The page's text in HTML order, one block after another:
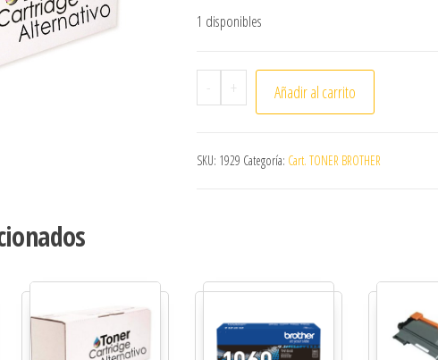
1 disponibles
- Car.toner BROTHER,DR420-
+ Añadir al carrito
SKU: 1929 Categoría: Cart. TONER BROTHER